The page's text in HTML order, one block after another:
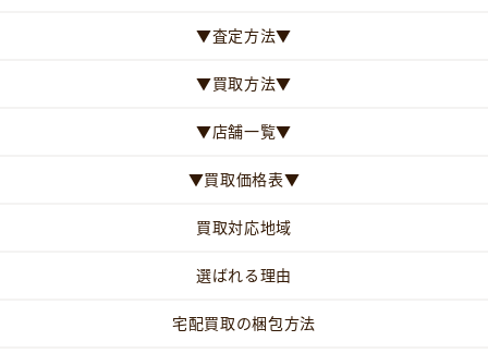
▼査定方法▼
▼買取方法▼
▼店舗一覧▼
▼買取価格表▼
買取対応地域
選ばれる理由
宅配買取の梱包方法